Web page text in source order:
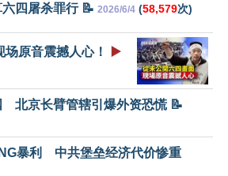
四屠杀罪行 📝 2026/6/4 (58,579次)
原音震撼人心！
▶️
北京长臂管辖引爆外资恐慌 📝
暴利 中共堡垒经济代价惨重